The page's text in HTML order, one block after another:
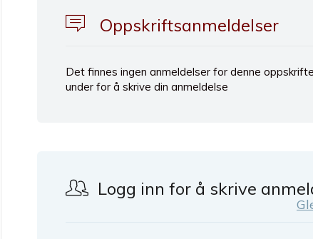
Oppskriftsanmeldelser
Det finnes ingen anmeldelser for denne
under for å skrive din anmeldelse
Logg inn for å skrive